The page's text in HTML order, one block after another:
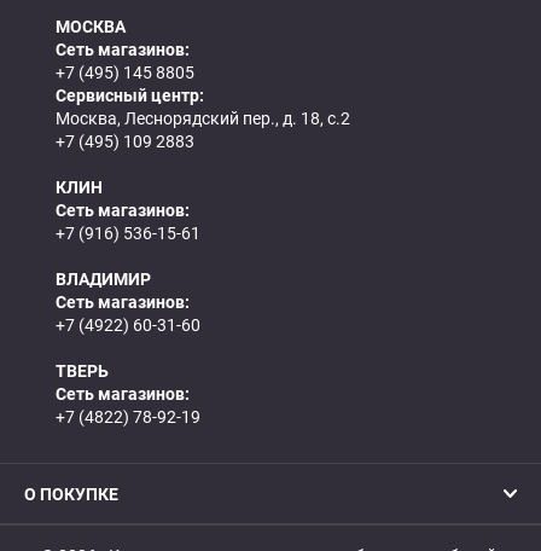
МОСКВА
Сеть магазинов:
+7 (495) 145 8805
Сервисный центр:
Москва, Леснорядский пер., д. 18, с.2
+7 (495) 109 2883
КЛИН
Сеть магазинов:
+7 (916) 536-15-61
ВЛАДИМИР
Сеть магазинов:
+7 (4922) 60-31-60
ТВЕРЬ
Сеть магазинов:
+7 (4822) 78-92-19
О ПОКУПКЕ